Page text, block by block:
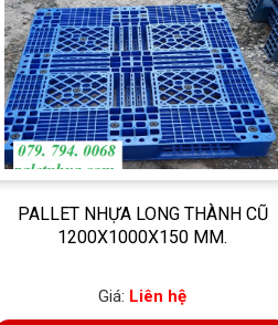
PALLET NHỰA LONG THÀNH CŨ
1200X1000X150 MM.
Giá: Liên hệ